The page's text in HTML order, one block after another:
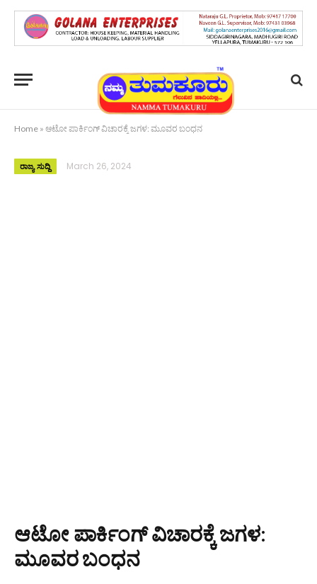
Home » ಆಟೋ ಪಾರ್ಕಿಂಗ್ ವಿಚಾರಕ್ಕೆ ಜಗಳ: ಮೂವರ ಬಂಧನ
ರಾಜ್ಯ ಸುದ್ದಿ March 26, 2024
ಆಟೋ ಪಾರ್ಕಿಂಗ್ ವಿಚಾರಕ್ಕೆ ಜಗಳ:
ಮೂವರ ಬಂಧನ